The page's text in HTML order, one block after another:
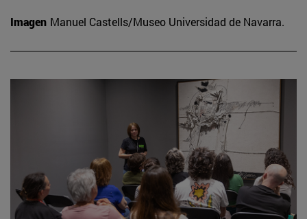
Imagen Manuel Castells/Museo Universidad de Navarra.